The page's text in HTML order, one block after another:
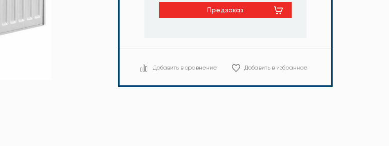
Предзаказ
Добавить в сравнение Добавить в избранное